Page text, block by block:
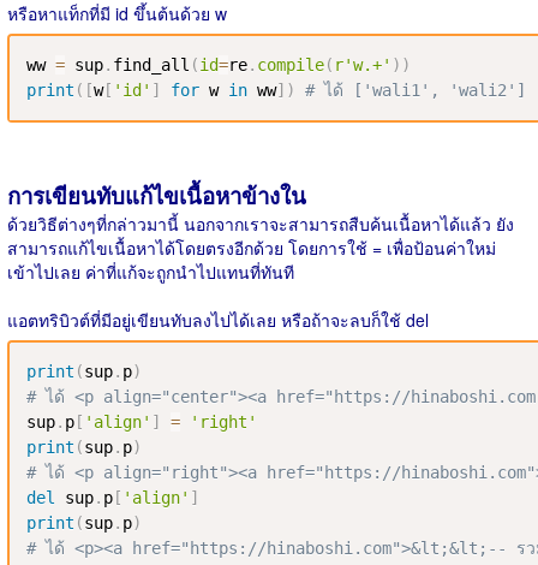
หรือหาแท็กที่มี id ขึ้นต้นด้วย w
ww = sup. find_all (id=re. compile( r'w.+' ) )
print ( [w[ 'id' ] for w in ww] ) # ได้ ['wali1', 'wali2']
การเขียนทับแก้ไขเนื้อหาข้างใน
ด้วยวิธีต่างๆที่กล่าวมานี้ นอกจากเราจะสามารถสืบค้นเนื้อหาได้แล้ว ยัง
สามารถแก้ไขเนื้อหาได้โดยตรงอีกด้วย โดยการใช้ = เพื่อป้อนค่าใหม่
เข้าไปเลย ค่าที่แก้จะถูกนำไปแทนที่ทันที
แอตทริบิวต์ที่มีอยู่เขียนทับลงไปได้เลย หรือถ้าจะลบก็ใช้ del
print (sup. p)
# ได้ <p align="center"><a href="https://
sup. p [ 'align' ] =
'right'
print (sup. p)
# ได้ <p align="right"><a href="https://
del
sup. p [ 'align' ]
print (sup. p)
# ได้ <p><a href="https://hinaboshi.com">&lt;&lt;-- รว